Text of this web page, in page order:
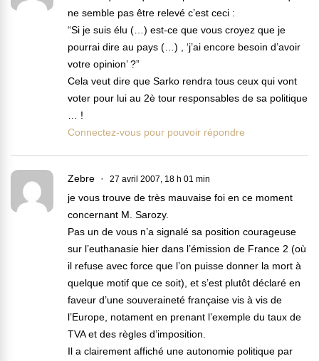
ne semble pas être relevé c’est ceci :
“Si je suis élu (…) est-ce que vous croyez que je
pourrai dire au pays (…) , ‘j’ai encore besoin d’avoir
votre opinion’ ?”
Cela veut dire que Sarko rendra tous ceux qui vont
voter pour lui au 2è tour responsables de sa politique
… !
Connectez-vous pour pouvoir répondre
Zebre 27 avril 2007, 18 h 01 min
je vous trouve de très mauvaise foi en ce moment
concernant M. Sarozy.
Pas un de vous n’a signalé sa position courageuse
sur l’euthanasie hier dans l’émission de France 2 (où
il refuse avec force que l’on puisse donner la mort à
quelque motif que ce soit), et s’est plutôt déclaré en
faveur d’une souveraineté française vis à vis de
l’Europe, notament en prenant l’exemple du taux de
TVA et des règles d’imposition.
Il a clairement affiché une autonomie politique par